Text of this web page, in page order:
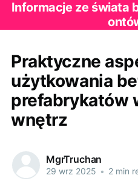
Informacje ze świata
Praktyczne
użytkowania
prefabrykatów
wnętrz
MgrTruchan
29 wrz 2025 • 2 min